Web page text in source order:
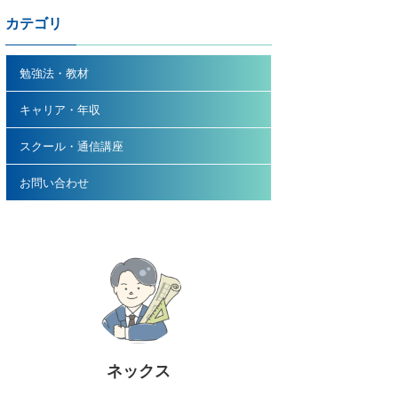
カテゴリ
勉強法・教材
キャリア・年収
スクール・通信講座
お問い合わせ
ネックス